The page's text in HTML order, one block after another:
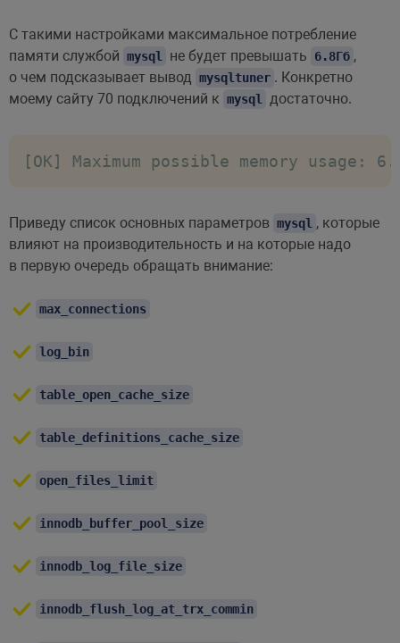
С такими настройками максимальное потребление
памяти службой mysql не будет превышать 6.8Гб ,
о чем подсказывает вывод
mysqltuner . Конкретно
моему сайту 70 подключений к mysql достаточно.
[OK] Maximum possible memory usage:
Приведу список основных параметров mysql , которые
влияют на производительность и на которые надо
в первую очередь обращать внимание:
max_connections
log_bin
table_open_cache_size
table_definitions_cache_size
open_files_limit
innodb_buffer_pool_size
innodb_log_file_size
innodb_flush_log_at_trx_commin